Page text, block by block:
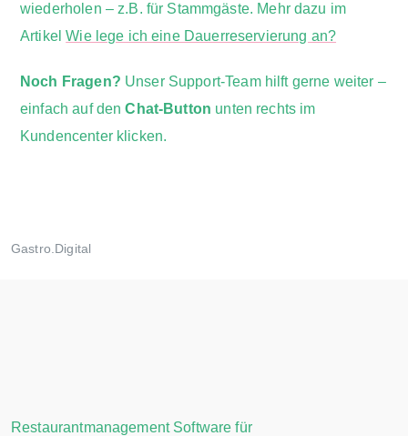
wiederholen – z.B. für Stammgäste. Mehr dazu im
ArtikelWie lege ich eine Dauerreservierung an?
Noch Fragen? Unser Support-Team hilft gerne weiter –
einfach auf denChat-Button unten rechts im
Kundencenter klicken.
Gastro.Digital
Restaurantmanagement Software für